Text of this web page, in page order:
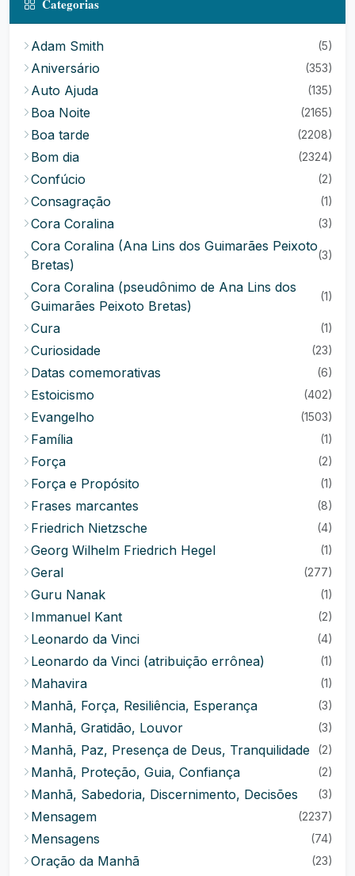
Categorias
Adam Smith (5)
Aniversário (353)
Auto Ajuda (135)
Boa Noite (2165)
Boa tarde (2208)
Bom dia (2324)
Confúcio (2)
Consagração (1)
Cora Coralina (3)
Cora Coralina (Ana Lins dos Guimarães Peixoto
Bretas)
(3)
Cora Coralina (pseudônimo de Ana Lins dos
Guimarães Peixoto Bretas)
(1)
Cura (1)
Curiosidade (23)
Datas comemorativas (6)
Estoicismo (402)
Evangelho (1503)
Família (1)
Força (2)
Força e Propósito (1)
Frases marcantes (8)
Friedrich Nietzsche (4)
Georg Wilhelm Friedrich Hegel (1)
Geral (277)
Guru Nanak (1)
Immanuel Kant (2)
Leonardo da Vinci (4)
Leonardo da Vinci (atribuição errônea) (1)
Mahavira (1)
Manhã, Força, Resiliência, Esperança (3)
Manhã, Gratidão, Louvor (3)
Manhã, Paz, Presença de Deus, Tranquilidade (2)
Manhã, Proteção, Guia, Confiança (2)
Manhã, Sabedoria, Discernimento, Decisões (3)
Mensagem (2237)
Mensagens (74)
Oração da Manhã (23)